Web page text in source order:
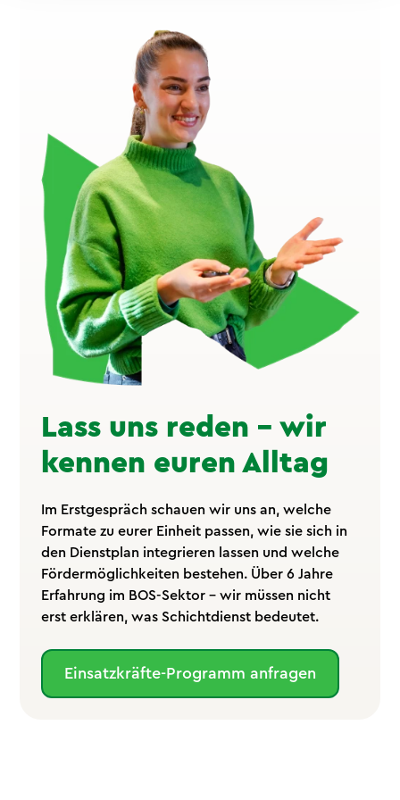
Lass uns reden – wir
kennen euren Alltag
Im Erstgespräch schauen wir uns an, welche
Formate zu eurer Einheit passen, wie sie sich in
den Dienstplan integrieren lassen und welche
Fördermöglichkeiten bestehen. Über 6 Jahre
Erfahrung im BOS-Sektor – wir müssen nicht
erst erklären, was Schichtdienst bedeutet.
Einsatzkräfte-Programm anfragen